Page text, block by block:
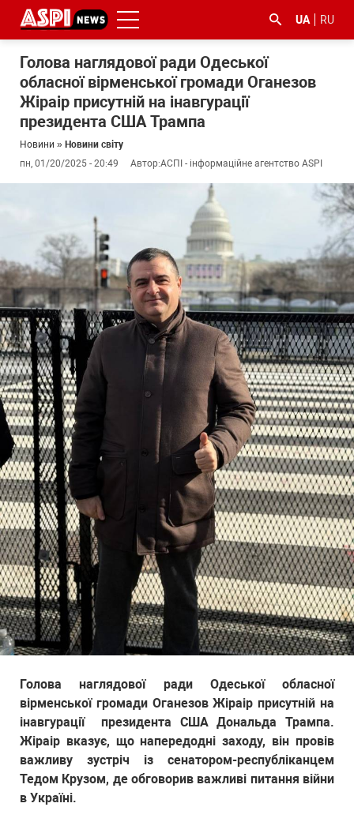
UA RU
Голова наглядової ради Одеської
обласної вірменської громади Оганезов
Жіраір присутній на інавгурації
президента США Трампа
Новини » Новини світу
пн, 01/20/2025 - 20:49
Автор:АСПІ - інформаційне агентство ASPI
Голова наглядової ради Одеської обласної
вірменської громади Оганезов Жіраір присутній на
інавгурації президента США Дональда Трампа.
Жіраір вказує, що напередодні заходу, він провів
важливу зустріч із сенатором-республіканцем
Тедом Крузом, де обговорив важливі питання війни
в Україні.